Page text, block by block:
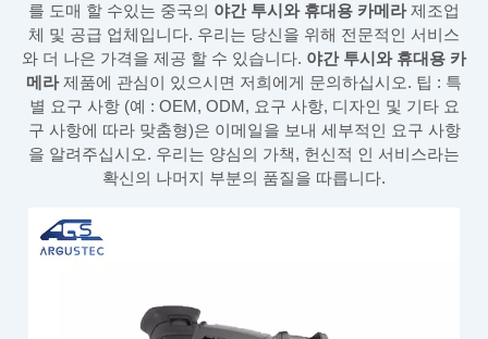
를 도매 할 수있는 중국의 야간 투시와 휴대용 카메라제조업
체 및 공급 업체입니다. 우리는 당신을 위해 전문적인 서비스
와 더 나은 가격을 제공 할 수 있습니다. 야간 투시와 휴대용 카
메라제품에 관심이 있으시면 저희에게 문의하십시오. 팁 : 특
별 요구 사항 (예 : OEM, ODM, 요구 사항, 디자인 및 기타 요
구 사항에 따라 맞춤형)은 이메일을 보내 세부적인 요구 사항
을 알려주십시오. 우리는 양심의 가책, 헌신적 인 서비스라는
확신의 나머지 부분의 품질을 따릅니다.